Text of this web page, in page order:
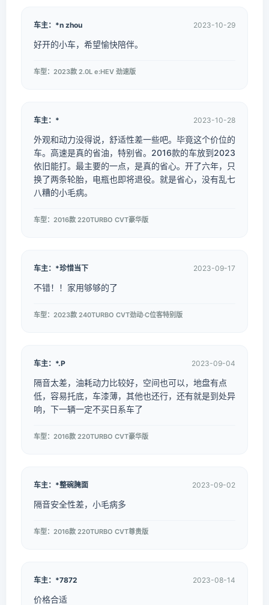
车主：*n zhou 2023-10-29
好开的小车，希望愉快陪伴。
车型：2023款 2.0L e:HEV 劲速版
车主：* 2023-10-28
外观和动力没得说，舒适性差一些吧。毕竟这个价位的
车。高速是真的省油，特别省。2016款的车放到2023
依旧能打。最主要的一点，是真的省心。开了六年，只
换了两条轮胎，电瓶也即将退役。就是省心，没有乱七
八糟的小毛病。
车型：2016款 220TURBO CVT豪华版
车主：*珍惜当下 2023-09-17
不错！！家用够够的了
车型：2023款 240TURBO CVT劲动·C位客特别版
车主：*.P 2023-09-04
隔音太差，油耗动力比较好，空间也可以，地盘有点
低，容易托底，车漆薄，其他也还行，还有就是到处异
响，下一辆一定不买日系车了
车型：2016款 220TURBO CVT豪华版
车主：*整碗腌面 2023-09-02
隔音安全性差，小毛病多
车型：2016款 220TURBO CVT尊贵版
车主：*7872 2023-08-14
价格合适